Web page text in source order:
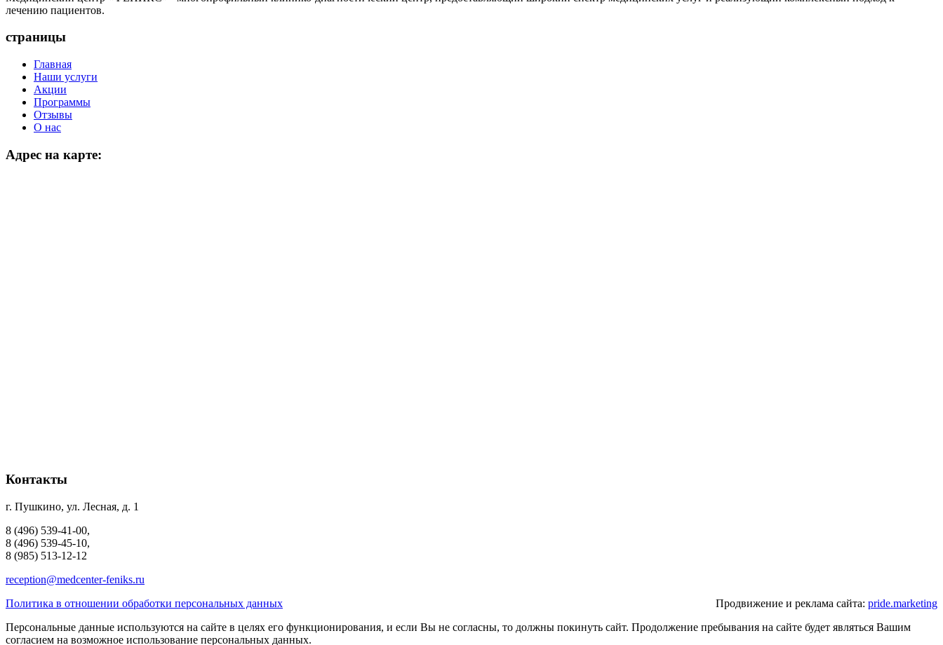
лечению пациентов.
страницы
Главная
Наши услуги
Акции
Программы
Отзывы
О нас
Адрес на карте:
Контакты
г. Пушкино, ул. Лесная, д. 1
8 (496) 539-41-00,
8 (496) 539-45-10,
8 (985) 513-12-12
reception@medcenter-feniks.ru
Продвижение и реклама сайта: pride.marketing
Политика в отношении обработки персональных данных
Персональные данные используются на сайте в целях его функционирования, и если Вы не согласны, то должны покинуть сайт. Продолжение пребывания на сайте будет являться Вашим
согласием на возможное использование персональных данных.